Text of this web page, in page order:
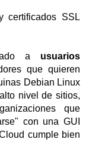
certificados SSL
a usuarios
que quieren
Debian Linux
nivel de sitios,
que
con una GUI
cumple bien